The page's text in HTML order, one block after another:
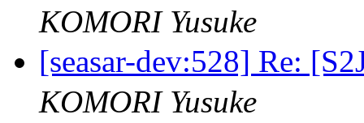
KOMORI Yusuke
[seasar-dev:528] Re:
KOMORI Yusuke